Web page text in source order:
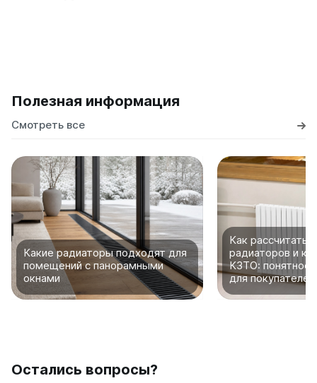
Полезная информация
Смотреть все
Какие радиаторы подходят для
помещений с панорамными
окнами
Как рассчитать
радиаторов и
КЗТО: понятное
для покупателей
Остались вопросы?